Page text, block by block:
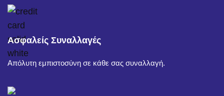
Ασφαλείς Συναλλαγές
Απόλυτη εμπιστοσύνη σε κάθε σας συναλλαγή.